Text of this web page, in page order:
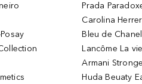
Prada
Carolina
Bleu de Chanel
Lancôme La
Armani
Huda Beuaty